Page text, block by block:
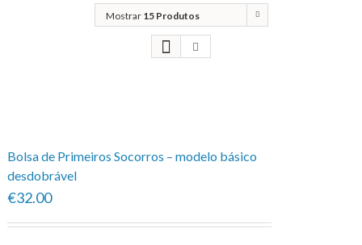
predefinida
Mostrar 15 Produtos
Bolsa de Primeiros Socorros – modelo básico
desdobrável
€32.00